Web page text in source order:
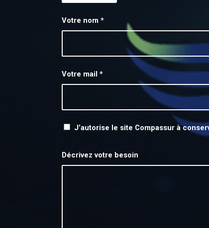
Votre nom *
Votre mail *
J’autorise le site Compassur à
Décrivez votre besoin